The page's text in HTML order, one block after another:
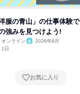
洋服の青山」の仕事体験
強みを見つけよう!
オンライン
2026年8月
1日
お気に入り